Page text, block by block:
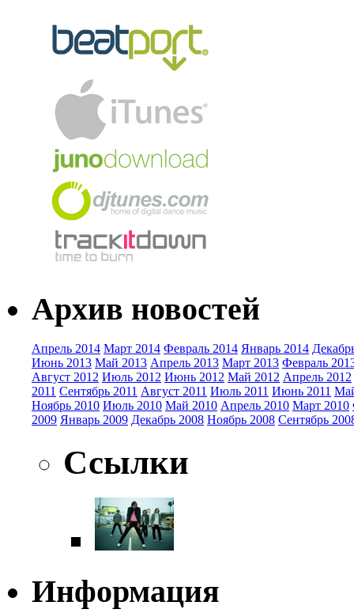
Архив новостей
Апрель 2014 Март 2014 Февраль 2014 Январь 2014
Июнь 2013 Май 2013 Апрель 2013 Март 2013 Февраль
Август 2012 Июль 2012 Июнь 2012 Май 2012 Апрель 2012
2011 Сентябрь 2011 Август 2011 Июль 2011 Июнь 2011
Ноябрь 2010 Июль 2010 Май 2010 Апрель 2010 Март 2010
2009 Январь 2009 Декабрь 2008 Ноябрь 2008 Сентябрь
Ссылки
Информация